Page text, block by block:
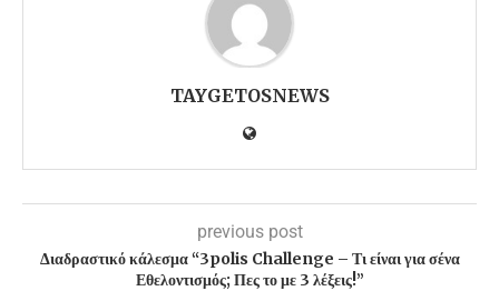
TAYGETOSNEWS
previous post
Διαδραστικό κάλεσμα “3polis Challenge – Τι είναι για σένα
Εθελοντισμός; Πες το με 3 λέξεις!”